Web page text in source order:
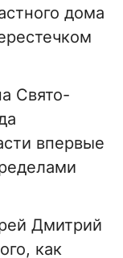
дома
Свято-
впервые
Дмитрий
как